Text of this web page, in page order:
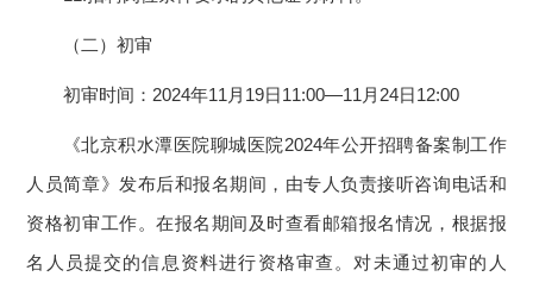
（二）初审
初审时间：2024年11月19日11:00—11月24日12:00
《北京积水潭医院聊城医院2024年公开招聘备案制工作
人员简章》发布后和报名期间，由专人负责接听咨询电话和
资格初审工作。在报名期间及时查看邮箱报名情况，根据报
名人员提交的信息资料进行资格审查。对未通过初审的人